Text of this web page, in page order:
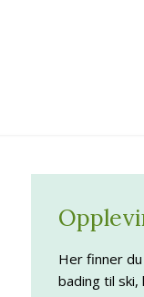
Her finner
bading til